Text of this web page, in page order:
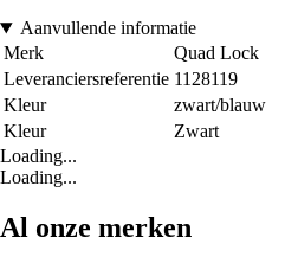
Aanvullende informatie
Merk
Quad Lock
Leveranciersreferentie 1128119
Kleur
zwart/blauw
Kleur
Zwart
Loading...
Loading...
Al onze merken